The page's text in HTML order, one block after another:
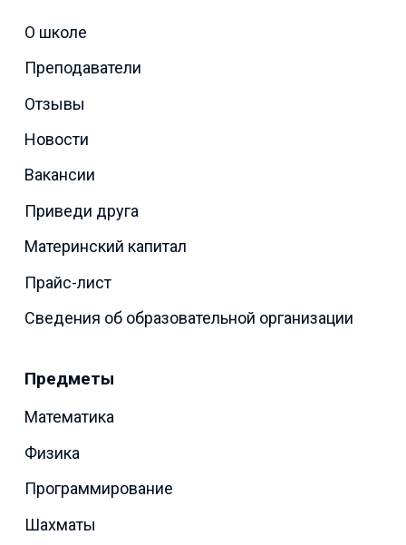
О школе
Преподаватели
Отзывы
Новости
Вакансии
Приведи друга
Материнский капитал
Прайс-лист
Сведения об образовательной организации
Предметы
Математика
Физика
Программирование
Шахматы